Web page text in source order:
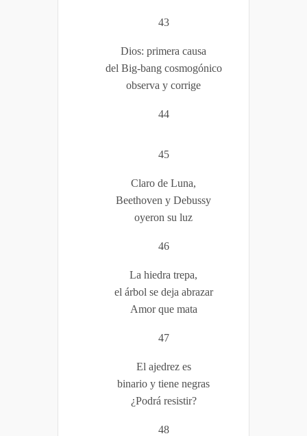
43
Dios: primera causa
del Big-bang cosmogónico
observa y corrige
44
45
Claro de Luna,
Beethoven y Debussy
oyeron su luz
46
La hiedra trepa,
el árbol se deja abrazar
Amor que mata
47
El ajedrez es
binario y tiene negras
¿Podrá resistir?
48